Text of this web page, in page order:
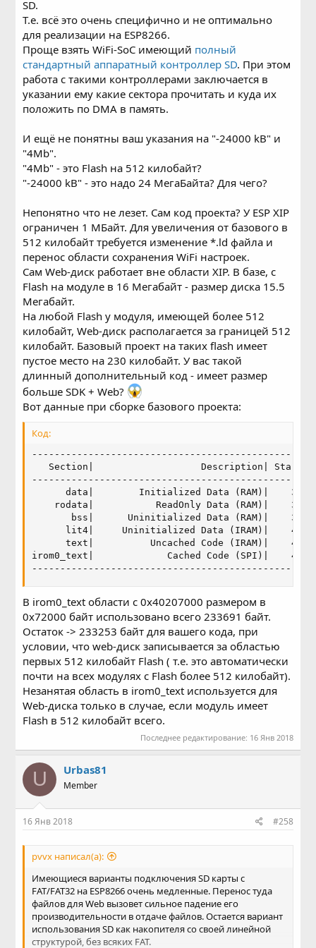
SD.
Т.е. всё это очень специфично и не оптимально
для реализации на ESP8266.
Проще взять WiFi-SoC имеющий полный
стандартный аппаратный контроллер SD. При этом
работа с такими контроллерами заключается в
указании ему какие сектора прочитать и куда их
положить по DMA в память.
И ещё не понятны ваш указания на "-24000 kB" и
"4Mb".
"4Mb" - это Flash на 512 килобайт?
"-24000 kB" - это надо 24 МегаБайта? Для чего?
Непонятно что не лезет. Сам код проекта? У ESP XIP
ограничен 1 МБайт. Для увеличения от базового в
512 килобайт требуется изменение *.ld файла и
перенос области сохранения WiFi настроек.
Сам Web-диск работает вне области XIP. В базе, с
Flash на модуле в 16 Мегабайт - размер диска 15.5
Мегабайт.
На любой Flash у модуля, имеющей более 512
килобайт, Web-диск располагается за границей 512
килобайт. Базовый проект на таких flash имеет
пустое место на 230 килобайт. У вас такой
длинный дополнительный код - имеет размер
больше SDK + Web?
Вот данные при сборке базового проекта:
Код:
Section|                   Description| Start
data|        Initialized Data (RAM)|
rodata|           ReadOnly Data (RAM)|
bss|      Uninitialized Data (RAM)|
lit4|     Uninitialized Data (IRAM)|
text|          Uncached Code (IRAM)|
irom0_text|             Cached Code (SPI)|
В irom0_text области с 0x40207000 размером в
0x72000 байт использовано всего 233691 байт.
Остаток -> 233253 байт для вашего кода, при
условии, что web-диск записывается за областью
первых 512 килобайт Flash ( т.е. это автоматически
почти на всех модулях с Flash более 512 килобайт).
Незанятая область в irom0_text используется для
Web-диска только в случае, если модуль имеет
Flash в 512 килобайт всего.
Последнее редактирование: 16 Янв 2018
U Urbas81
Member
16 Янв 2018 #258
pvvx написал(а):
Имеющиеся варианты подключения SD карты с
FAT/FAT32 на ESP8266 очень медленные. Перенос туда
файлов для Web вызовет сильное падение его
производительности в отдаче файлов. Остается вариант
использования SD как накопителя со своей линейной
структурой, без всяких FAT.